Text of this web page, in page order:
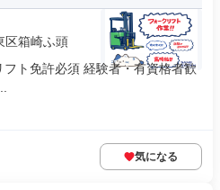
区箱崎ふ頭
ト免許必須 経験者・有資格者歓
気になる